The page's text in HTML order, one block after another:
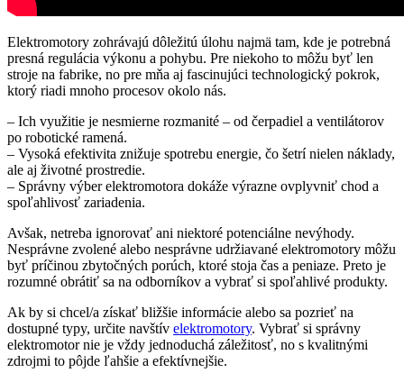
Elektromotory zohrávajú dôležitú úlohu najmä tam, kde je potrebná
presná regulácia výkonu a pohybu. Pre niekoho to môžu byť len
stroje na fabrike, no pre mňa aj fascinujúci technologický pokrok,
ktorý riadi mnoho procesov okolo nás.
– Ich využitie je nesmierne rozmanité – od čerpadiel a ventilátorov
po robotické ramená.
– Vysoká efektivita znižuje spotrebu energie, čo šetrí nielen náklady,
ale aj životné prostredie.
– Správny výber elektromotora dokáže výrazne ovplyvniť chod a
spoľahlivosť zariadenia.
Avšak, netreba ignorovať ani niektoré potenciálne nevýhody.
Nesprávne zvolené alebo nesprávne udržiavané elektromotory môžu
byť príčinou zbytočných porúch, ktoré stoja čas a peniaze. Preto je
rozumné obrátiť sa na odborníkov a vybrať si spoľahlivé produkty.
Ak by si chcel/a získať bližšie informácie alebo sa pozrieť na
dostupné typy, určite navštív elektromotory. Vybrať si správny
elektromotor nie je vždy jednoduchá záležitosť, no s kvalitnými
zdrojmi to pôjde ľahšie a efektívnejšie.